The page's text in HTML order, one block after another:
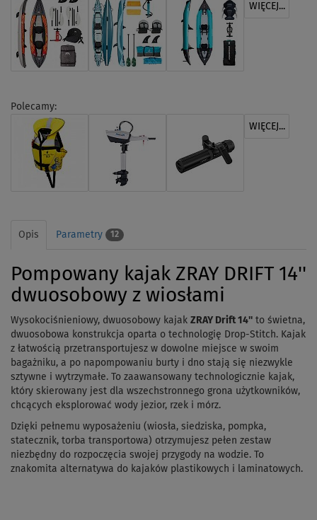
WIĘCEJ...
Polecamy:
WIĘCEJ...
Opis Parametry 12
Pompowany kajak ZRAY DRIFT 14''
dwuosobowy z wiosłami
Wysokociśnieniowy, dwuosobowy kajak ZRAY Drift 14'' to świetna,
dwuosobowa konstrukcja oparta o technologię Drop-Stitch. Kajak
z łatwością przetransportujesz w dowolne miejsce w swoim
bagażniku, a po napompowaniu burty i dno stają się niezwykle
sztywne i wytrzymałe. To zaawansowany technologicznie kajak,
który skierowany jest dla wszechstronnego grona użytkowników,
chcących eksplorować wody jezior, rzek i mórz.
Dzięki pełnemu wyposażeniu (wiosła, siedziska, pompka,
statecznik, torba transportowa) otrzymujesz pełen zestaw
niezbędny do rozpoczęcia swojej przygody na wodzie. To
znakomita alternatywa do kajaków plastikowych i laminatowych.